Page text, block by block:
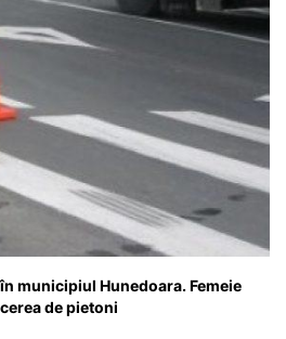
municipiul Hunedoara. Femeie
de pietoni